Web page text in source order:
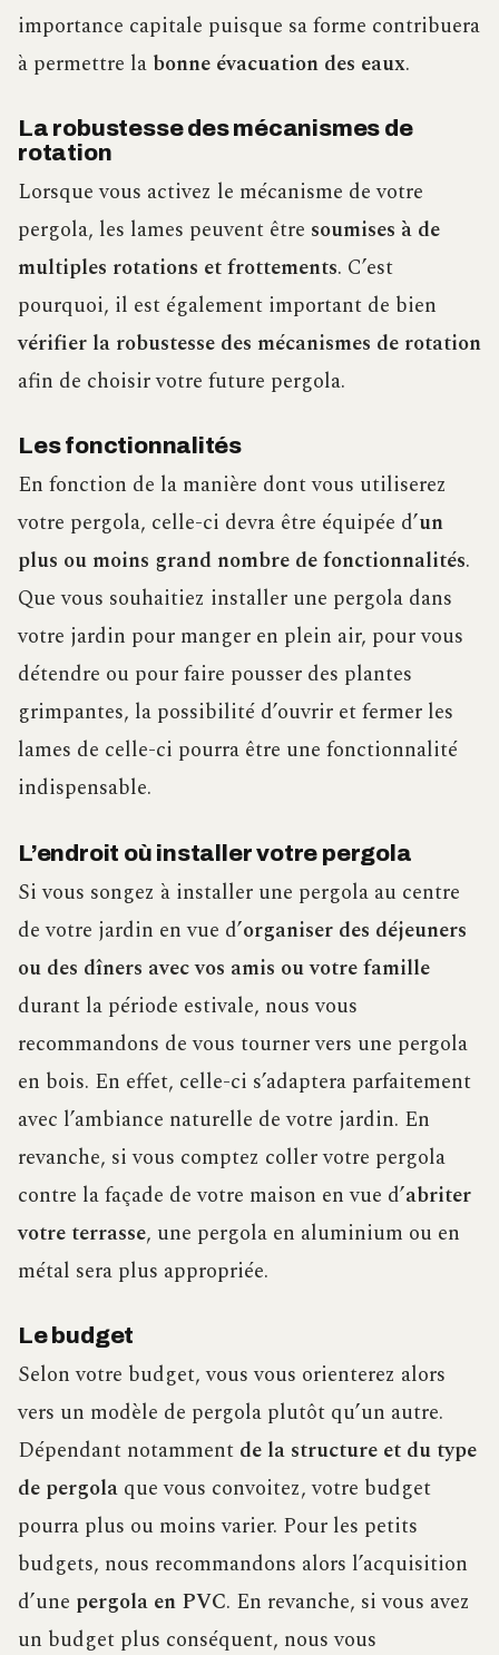
importance capitale puisque sa forme contribuera
à permettre la bonne évacuation des eaux.
La robustesse des mécanismes de
rotation
Lorsque vous activez le mécanisme de votre
pergola, les lames peuvent être soumises à de
multiples rotations et frottements. C’est
pourquoi, il est également important de bien
vérifier la robustesse des mécanismes de rotation
afin de choisir votre future pergola.
Les fonctionnalités
En fonction de la manière dont vous utiliserez
votre pergola, celle-ci devra être équipée d’un
plus ou moins grand nombre de fonctionnalités.
Que vous souhaitiez installer une pergola dans
votre jardin pour manger en plein air, pour vous
détendre ou pour faire pousser des plantes
grimpantes, la possibilité d’ouvrir et fermer les
lames de celle-ci pourra être une fonctionnalité
indispensable.
L’endroit où installer votre pergola
Si vous songez à installer une pergola au centre
de votre jardin en vue d’organiser des déjeuners
ou des dîners avec vos amis ou votre famille
durant la période estivale, nous vous
recommandons de vous tourner vers une pergola
en bois. En effet, celle-ci s’adaptera parfaitement
avec l’ambiance naturelle de votre jardin. En
revanche, si vous comptez coller votre pergola
contre la façade de votre maison en vue d’abriter
votre terrasse, une pergola en aluminium ou en
métal sera plus appropriée.
Le budget
Selon votre budget, vous vous orienterez alors
vers un modèle de pergola plutôt qu’un autre.
Dépendant notamment de la structure et du type
de pergola que vous convoitez, votre budget
pourra plus ou moins varier. Pour les petits
budgets, nous recommandons alors l’acquisition
d’une pergola en PVC. En revanche, si vous avez
un budget plus conséquent, nous vous